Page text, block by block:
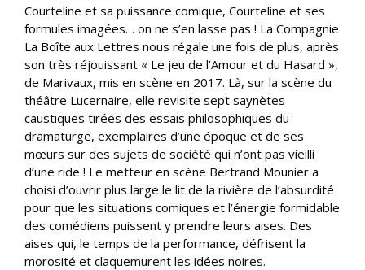
Courteline et sa puissance comique, Courteline et ses
formules imagées… on ne s’en lasse pas ! La Compagnie
La Boîte aux Lettres nous régale une fois de plus, après
son très réjouissant « Le jeu de l’Amour et du Hasard »,
de Marivaux, mis en scène en 2017. Là, sur la scène du
théâtre Lucernaire, elle revisite sept saynètes
caustiques tirées des essais philosophiques du
dramaturge, exemplaires d’une époque et de ses
mœurs sur des sujets de société qui n’ont pas vieilli
d’une ride ! Le metteur en scène Bertrand Mounier a
choisi d’ouvrir plus large le lit de la rivière de l’absurdité
pour que les situations comiques et l’énergie formidable
des comédiens puissent y prendre leurs aises. Des
aises qui, le temps de la performance, défrisent la
morosité et claquemurent les idées noires.